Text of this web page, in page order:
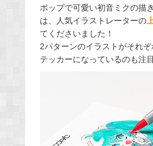
ポップで可愛い初音ミクの描
は、人気イラストレーターの
てくださいました！
2パターンのイラストがそれ
テッカーになっているのも注